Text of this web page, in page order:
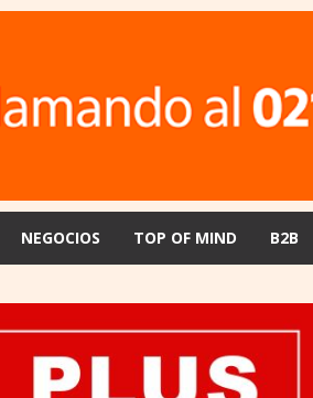
NEGOCIOS TOP OF MIND B2B